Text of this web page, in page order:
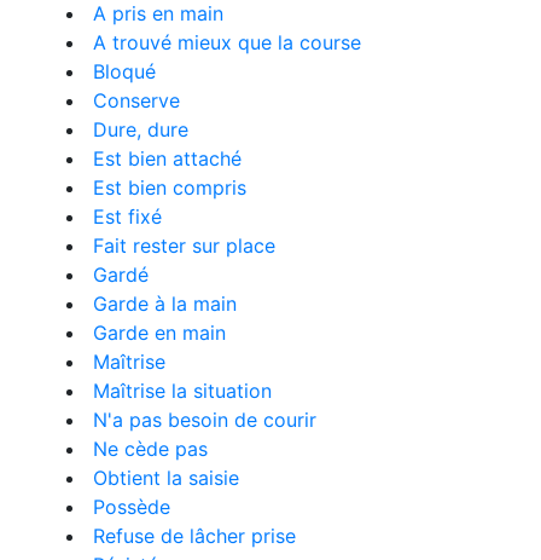
A pris en main
A trouvé mieux que la course
Bloqué
Conserve
Dure, dure
Est bien attaché
Est bien compris
Est fixé
Fait rester sur place
Gardé
Garde à la main
Garde en main
Maîtrise
Maîtrise la situation
N'a pas besoin de courir
Ne cède pas
Obtient la saisie
Possède
Refuse de lâcher prise